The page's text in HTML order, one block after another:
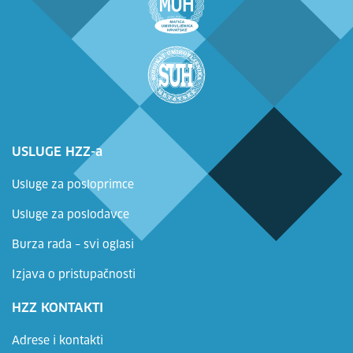
USLUGE HZZ-a
Usluge za posloprimce
Usluge za poslodavce
Burza rada – svi oglasi
Izjava o pristupačnosti
HZZ KONTAKTI
Adrese i kontakti